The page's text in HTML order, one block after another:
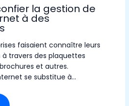
la gestion de
à des
faisaient connaître leurs
travers des plaquettes
et autres.
se substitue à…